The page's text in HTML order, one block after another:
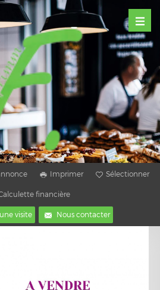
Imprimer Sélectionner
financière
visite Nous contacter